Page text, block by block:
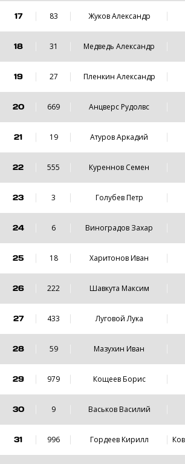
17 83 Жуков Александр
18 31 Медведь Александр
19 27 Пленкин Александр
20 669 Анцверс Рудолвс
21 19 Атуров Аркадий
22 555 Куреннов Семен
23 3 Голубев Петр
24 6 Виноградов Захар
25 18 Харитонов Иван
26 222 Шавкута Максим
27 433 Луговой Лука
28 59 Мазухин Иван
29 979 Кощеев Борис
30 9 Васьков Василий
31 996 Гордеев Кирилл